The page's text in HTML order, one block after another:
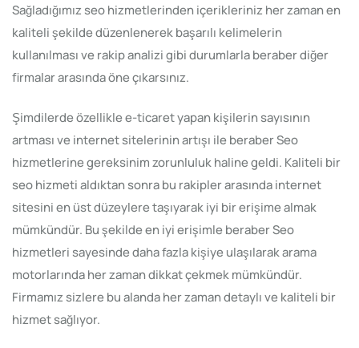
Sağladığımız seo hizmetlerinden içerikleriniz her zaman en
kaliteli şekilde düzenlenerek başarılı kelimelerin
kullanılması ve rakip analizi gibi durumlarla beraber diğer
firmalar arasında öne çıkarsınız.
Şimdilerde özellikle e-ticaret yapan kişilerin sayısının
artması ve internet sitelerinin artışı ile beraber Seo
hizmetlerine gereksinim zorunluluk haline geldi. Kaliteli bir
seo hizmeti aldıktan sonra bu rakipler arasında internet
sitesini en üst düzeylere taşıyarak iyi bir erişime almak
mümkündür. Bu şekilde en iyi erişimle beraber Seo
hizmetleri sayesinde daha fazla kişiye ulaşılarak arama
motorlarında her zaman dikkat çekmek mümkündür.
Firmamız sizlere bu alanda her zaman detaylı ve kaliteli bir
hizmet sağlıyor.